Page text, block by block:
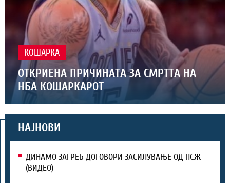
КОШАРКА
ОТКРИЕНА ПРИЧИНАТА ЗА СМРТТА НА
НБА КОШАРКАРОТ
НАЈНОВИ
ДИНАМО ЗАГРЕБ ДОГОВОРИ ЗАСИЛУВАЊЕ ОД ПСЖ
(ВИДЕО)